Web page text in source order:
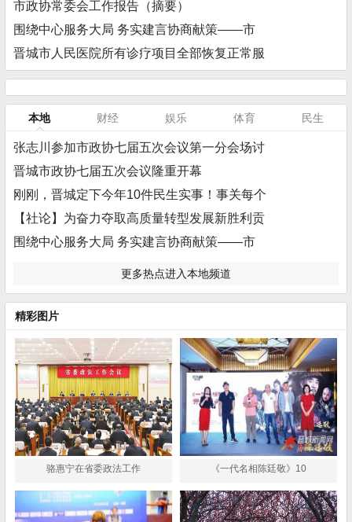
市政协常委会工作报告（摘要）
围绕中心服务大局 务实建言协商献策——市
晋城市人民医院所有诊疗项目全部恢复正常服
本地 财经 娱乐 体育 民生
张志川参加市政协七届五次会议第一分会场讨
晋城市政协七届五次会议隆重开幕
刚刚，晋城定下今年10件民生实事！事关每个
【社论】为奋力夺取高质量转型发展新胜利贡
围绕中心服务大局 务实建言协商献策——市
更多热点进入本地频道
精彩图片
骆惠宁在省委政法工作 《一代名相陈廷敬》10